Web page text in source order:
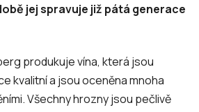
jej spravuje již pátá generace
produkuje vína, která jsou
kvalitní a jsou oceněna mnoha
Všechny hrozny jsou pečlivě